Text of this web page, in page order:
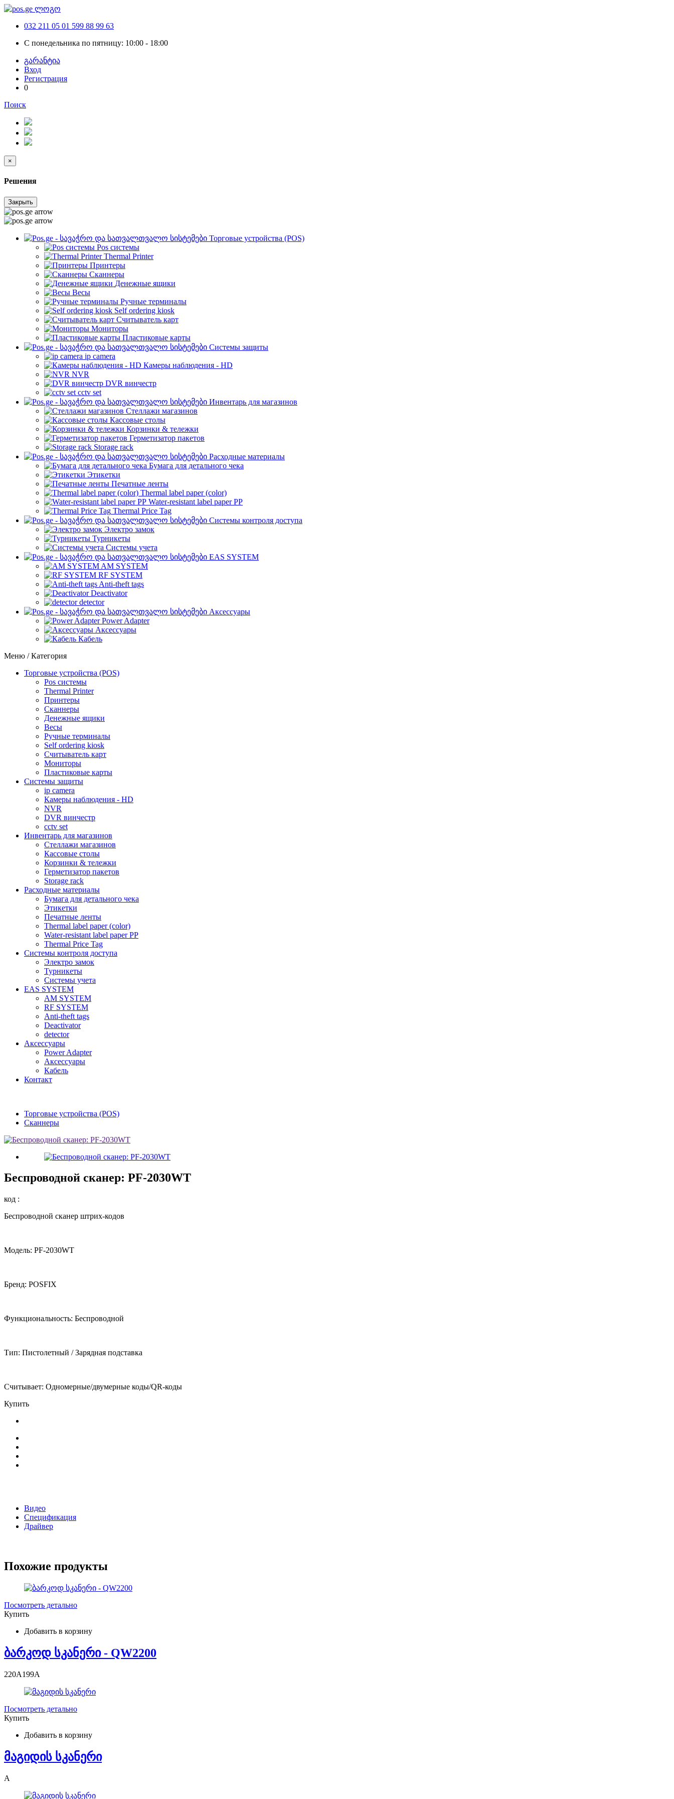
032 211 05 01 599 88 99 63
С понедельника по пятницу: 10:00 - 18:00
გარანტია
Вход
Регистрация
0
Поиск
×
Решения
Закрыть
Торговые устройства (POS)
Pos системы
Thermal Printer
Принтеры
Сканнеры
Денежные ящики
Весы
Ручные терминалы
Self ordering kiosk
Считыватель карт
Мониторы
Пластиковые карты
Cистемы защиты
ip camera
Камеры наблюдения - HD
NVR
DVR винчестр
cctv set
Инвентарь для магазинов
Стеллажи магазинов
Кассовые столы
Корзинки & тележки
Герметизатор пакетов
Storage rack
Расходные материалы
Бумага для детального чека
Этикетки
Печатные ленты
Thermal label paper (color)
Water-resistant label paper PP
Thermal Price Tag
Системы контроля доступа
Электро замок
Турникеты
Cистемы учета
EAS SYSTEM
AM SYSTEM
RF SYSTEM
Anti-theft tags
Deactivator
detector
Аксессуары
Power Adapter
Аксессуары
Кабель
Меню / Категория
Торговые устройства (POS)
Pos системы
Thermal Printer
Принтеры
Сканнеры
Денежные ящики
Весы
Ручные терминалы
Self ordering kiosk
Считыватель карт
Мониторы
Пластиковые карты
Cистемы защиты
ip camera
Камеры наблюдения - HD
NVR
DVR винчестр
cctv set
Инвентарь для магазинов
Стеллажи магазинов
Кассовые столы
Корзинки & тележки
Герметизатор пакетов
Storage rack
Расходные материалы
Бумага для детального чека
Этикетки
Печатные ленты
Thermal label paper (color)
Water-resistant label paper PP
Thermal Price Tag
Системы контроля доступа
Электро замок
Турникеты
Cистемы учета
EAS SYSTEM
AM SYSTEM
RF SYSTEM
Anti-theft tags
Deactivator
detector
Аксессуары
Power Adapter
Аксессуары
Кабель
Контакт
Торговые устройства (POS)
Сканнеры
Беспроводной сканер: PF-2030WT
код :
Беспроводной сканер штрих-кодов
Модель: PF-2030WT
Бренд: POSFIX
Функциональность: Беспроводной
Тип: Пистолетный / Зарядная подставка
Считывает: Одномерные/двумерные коды/QR-коды
Купить
Видео
Спецификация
Драйвер
Похожие продукты
Посмотреть детально
Купить
Добавить в корзину
ბარკოდ სკანერი - QW2200
220A199A
Посмотреть детально
Купить
Добавить в корзину
მაგიდის სკანერი
A